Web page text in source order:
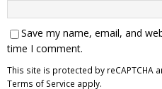
Save my name, email, and
time I comment.
This site is protected by reCAPTCHA
Terms of Service apply.